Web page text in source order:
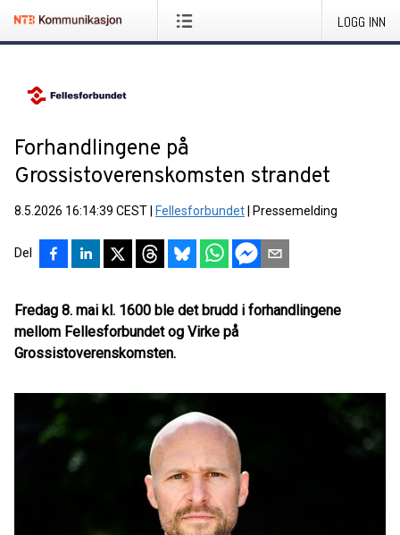
LOGG INN
Forhandlingene på
Grossistoverenskomsten strandet
8.5.2026 16:14:39 CEST Fellesforbundet Pressemelding
Del
Fredag 8. mai kl. 1600 ble det brudd i forhandlingene
mellom Fellesforbundet og Virke på
Grossistoverenskomsten.